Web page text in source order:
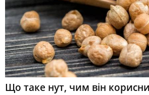
Що таке нут, чим він